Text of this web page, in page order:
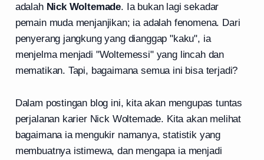
adalah Nick Woltemade. Ia bukan lagi sekadar
pemain muda menjanjikan; ia adalah fenomena. Dari
penyerang jangkung yang dianggap "kaku", ia
menjelma menjadi "Woltemessi" yang lincah dan
mematikan. Tapi, bagaimana semua ini bisa terjadi?
Dalam postingan blog ini, kita akan mengupas tuntas
perjalanan karier Nick Woltemade. Kita akan melihat
bagaimana ia mengukir namanya, statistik yang
membuatnya istimewa, dan mengapa ia menjadi